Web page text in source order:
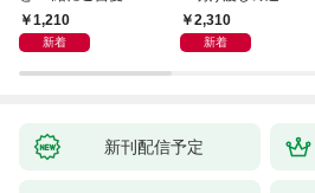
自分を好きになるため
の56のコツ～
1,210
新着
2,310
新着
新刊配信予定